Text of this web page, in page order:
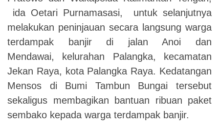
ida Oetari Purnamasasi, untuk selanjutnya
melakukan peninjauan secara langsung warga
terdampak banjir di jalan Anoi dan
Mendawai, kelurahan Palangka, kecamatan
Jekan Raya, kota Palangka Raya. Kedatangan
Mensos di Bumi Tambun Bungai tersebut
sekaligus membagikan bantuan ribuan paket
sembako kepada warga terdampak banjir.